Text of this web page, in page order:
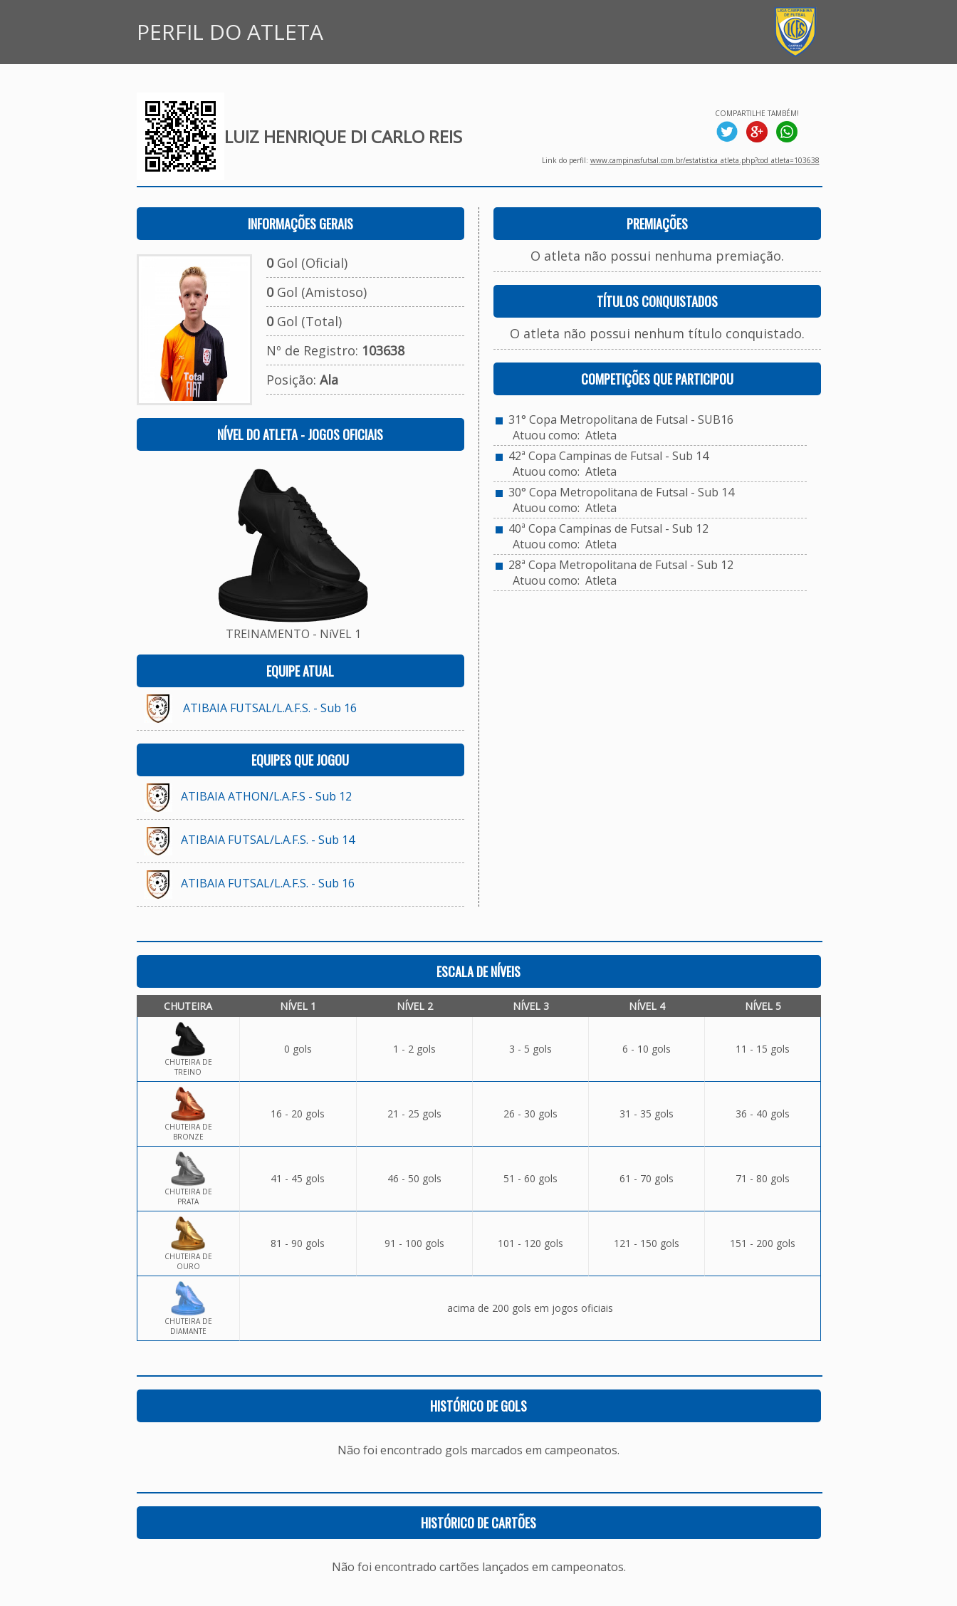
PERFIL DO ATLETA
LUIZ HENRIQUE DI CARLO REIS
COMPARTILHE TAMBÉM!
Link do perfil: www.campinasfutsal.com.br/estatistica_atleta.php?cod_atleta=103638
INFORMAÇÕES GERAIS
0Gol (Oficial)
0Gol (Amistoso)
0Gol (Total)
Nº de Registro: 103638
Posição: Ala
NÍVEL DO ATLETA - JOGOS OFICIAIS
TREINAMENTO - NíVEL 1
EQUIPE ATUAL
ATIBAIA FUTSAL/L.A.F.S. - Sub 16
EQUIPES QUE JOGOU
ATIBAIA ATHON/L.A.F.S - Sub 12
ATIBAIA FUTSAL/L.A.F.S. - Sub 14
ATIBAIA FUTSAL/L.A.F.S. - Sub 16
PREMIAÇÕES
O atleta não possui nenhuma premiação.
TÍTULOS CONQUISTADOS
O atleta não possui nenhum título conquistado.
COMPETIÇÕES QUE PARTICIPOU
31° Copa Metropolitana de Futsal - SUB16
Atuou como: Atleta
42ª Copa Campinas de Futsal - Sub 14
Atuou como: Atleta
30° Copa Metropolitana de Futsal - Sub 14
Atuou como: Atleta
40ª Copa Campinas de Futsal - Sub 12
Atuou como: Atleta
28ª Copa Metropolitana de Futsal - Sub 12
Atuou como: Atleta
ESCALA DE NÍVEIS
CHUTEIRA NÍVEL 1 NÍVEL 2 NÍVEL 3 NÍVEL 4 NÍVEL 5
CHUTEIRA DE
TREINO
0 gols 1 - 2 gols 3 - 5 gols 6 - 10 gols 11 - 15 gols
CHUTEIRA DE
BRONZE
16 - 20 gols 21 - 25 gols 26 - 30 gols 31 - 35 gols 36 - 40 gols
CHUTEIRA DE
PRATA
41 - 45 gols 46 - 50 gols 51 - 60 gols 61 - 70 gols 71 - 80 gols
CHUTEIRA DE
OURO
81 - 90 gols 91 - 100 gols 101 - 120 gols 121 - 150 gols 151 - 200 gols
CHUTEIRA DE
DIAMANTE
acima de 200 gols em jogos oficiais
HISTÓRICO DE GOLS
Não foi encontrado gols marcados em campeonatos.
HISTÓRICO DE CARTÕES
Não foi encontrado cartões lançados em campeonatos.